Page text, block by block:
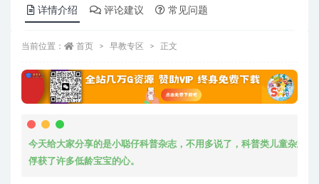
详情介绍 评论建议 常见问题
当前位置： 首页 早教专区 正文
今天给大家分享的是小聪仔科普杂志，不用多说了，科普类儿童杂志
俘获了许多低龄宝宝的心。